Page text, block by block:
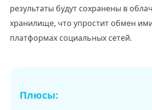
результаты будут сохранены в
хранилище, что упростит обмен
платформах социальных сетей.
Плюсы: